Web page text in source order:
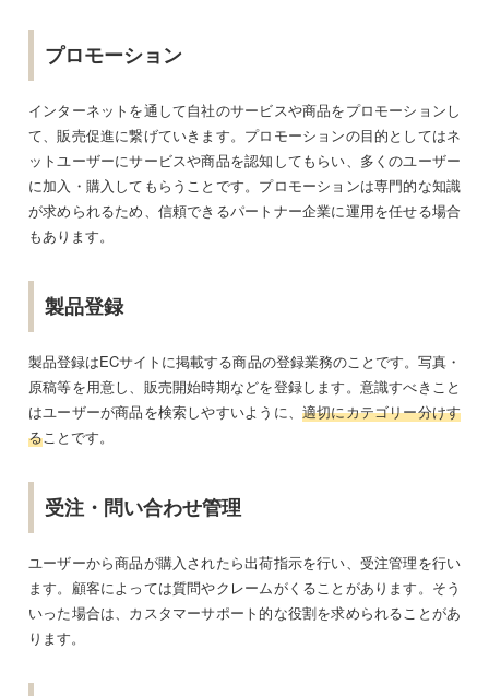
プロモーション
インターネットを通して自社のサービスや商品をプロモーションし
て、販売促進に繋げていきます。プロモーションの目的としてはネ
ットユーザーにサービスや商品を認知してもらい、多くのユーザー
に加入・購入してもらうことです。プロモーションは専門的な知識
が求められるため、信頼できるパートナー企業に運用を任せる場合
もあります。
製品登録
製品登録はECサイトに掲載する商品の登録業務のことです。写真・
原稿等を用意し、販売開始時期などを登録します。意識すべきこと
はユーザーが商品を検索しやすいように、 適切にカテゴリー分けす
ることです。
受注・問い合わせ管理
ユーザーから商品が購入されたら出荷指示を行い、受注管理を行い
ます。顧客によっては質問やクレームがくることがあります。そう
いった場合は、カスタマーサポート的な役割を求められることがあ
ります。